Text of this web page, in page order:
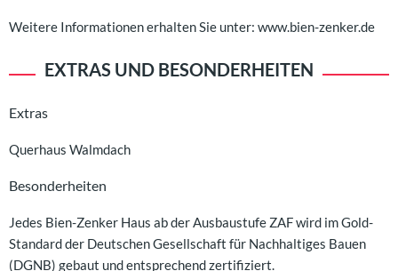
Weitere Informationen erhalten Sie unter: www.bien-zenker.de
EXTRAS UND BESONDERHEITEN
Extras
Querhaus Walmdach
Besonderheiten
Jedes Bien-Zenker Haus ab der Ausbaustufe ZAF wird im Gold-
Standard der Deutschen Gesellschaft für Nachhaltiges Bauen
(DGNB) gebaut und entsprechend zertifiziert.